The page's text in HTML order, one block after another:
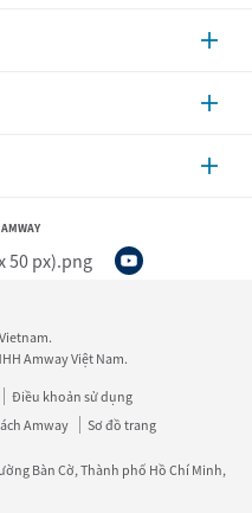
Amway Việt Nam.
Điều khoản sử dụng
Amway
Sơ đồ trang
Bàn Cờ, Thành phố Hồ Chí Minh,